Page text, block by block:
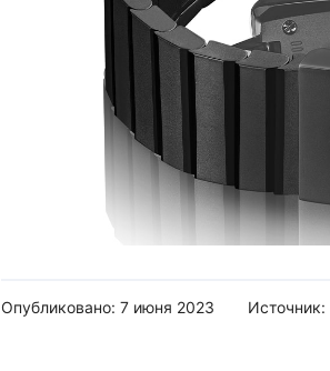
Опубликовано: 7 июня 2023 Источник: